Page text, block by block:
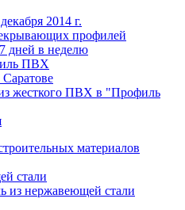
2014 г.
профилей
дней в неделю
ПВХ
жесткого ПВХ в "Профиль
материалов
стали
из нержавеющей стали